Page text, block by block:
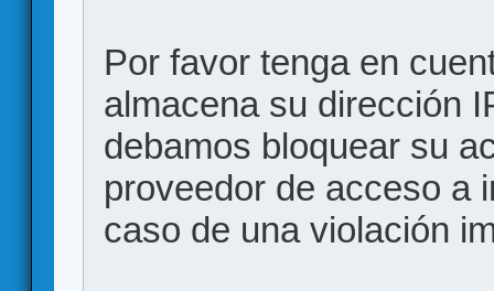
Por favor tenga en
almacena su dirección
debamos bloquear su
proveedor de acceso a
caso de una violación